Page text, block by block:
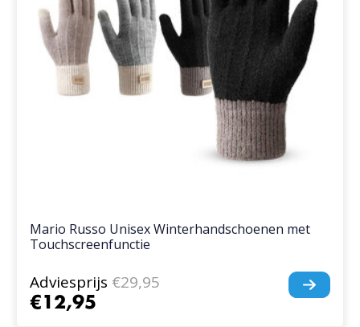
Mario Russo Unisex Winterhandschoenen met
Touchscreenfunctie
Adviesprijs €29,95
€12,95